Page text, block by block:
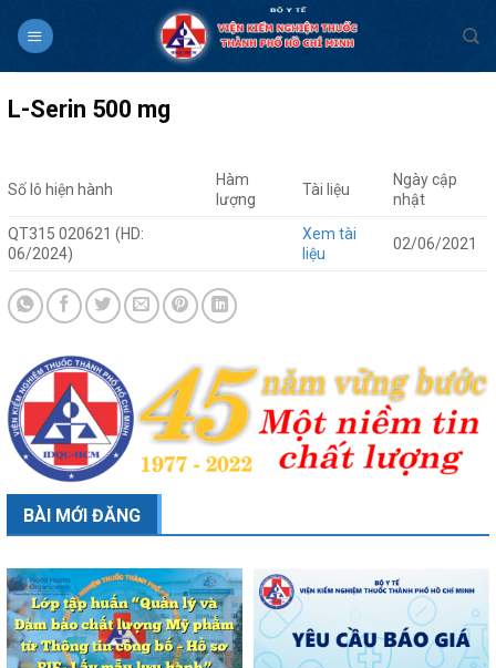
L-Serin 500 mg
Số lô hiện hành
Hàm
lượng
Tài liệu
Ngày cập
nhật
QT315 020621 (HD:
06/2024)
Xem tài
liệu
02/06/2021
BÀI MỚI ĐĂNG